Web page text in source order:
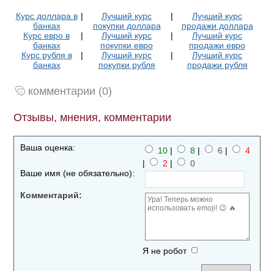
Курс доллара в
банках
|
Лучший курс
покупки доллара
|
Лучший курс
продажи доллара
Курс евро в
банках
|
Лучший курс
покупки евро
|
Лучший курс
продажи евро
Курс рубля в
банках
|
Лучший курс
покупки рубля
|
Лучший курс
продажи рубля
комментарии (0)
Отзывы, мнения, комментарии
Ваша оценка: 10 | 8 | 6 |
4
|
2 |
0
Ваше имя (не обязательно):
Комментарий:
Я не робот